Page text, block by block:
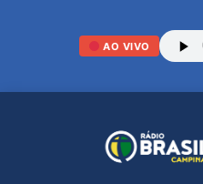
AO VIVO